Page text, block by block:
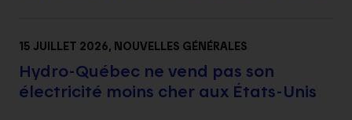
15 JUILLET 2026, NOUVELLES GÉNÉRALES
Hydro-Québec ne vend pas son
électricité moins cher aux États-Unis